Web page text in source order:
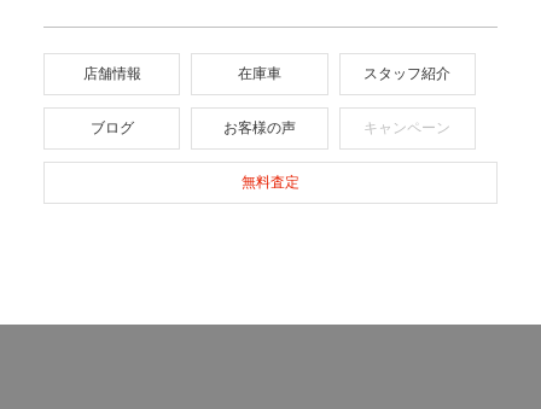
店舗情報 在庫車 スタッフ紹介
ブログ お客様の声 キャンペーン
無料査定